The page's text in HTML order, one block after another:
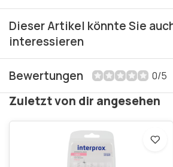
Dieser Artikel könnte Sie
interessieren
Bewertungen 0/5
Zuletzt von dir angesehen